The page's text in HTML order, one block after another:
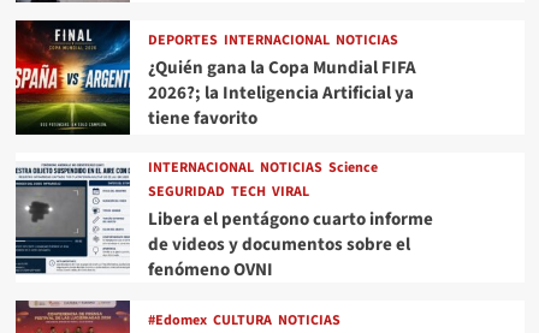
DEPORTES INTERNACIONAL NOTICIAS
¿Quién gana la Copa Mundial FIFA
2026?; la Inteligencia Artificial ya
tiene favorito
INTERNACIONAL NOTICIAS Science
SEGURIDAD TECH VIRAL
Libera el pentágono cuarto informe
de videos y documentos sobre el
fenómeno OVNI
#Edomex CULTURA NOTICIAS